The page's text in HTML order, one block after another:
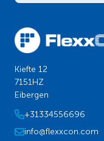
Kiefte 12
7151HZ
Eibergen
+31334556696
info@flexxcon.com